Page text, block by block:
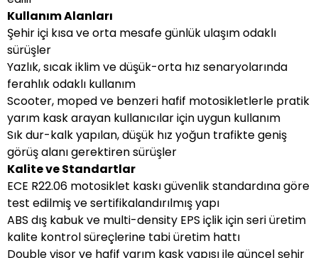
Kullanım Alanları
Şehir içi kısa ve orta mesafe günlük ulaşım odaklı
sürüşler
Yazlık, sıcak iklim ve düşük-orta hız senaryolarında
ferahlık odaklı kullanım
Scooter, moped ve benzeri hafif motosikletlerle pratik
yarım kask arayan kullanıcılar için uygun kullanım
Sık dur-kalk yapılan, düşük hız yoğun trafikte geniş
görüş alanı gerektiren sürüşler
Kalite ve Standartlar
ECE R22.06 motosiklet kaskı güvenlik standardına göre
test edilmiş ve sertifikalandırılmış yapı
ABS dış kabuk ve multi-density EPS içlik için seri üretim
kalite kontrol süreçlerine tabi üretim hattı
Double visor ve hafif yarım kask yapısı ile güncel şehir